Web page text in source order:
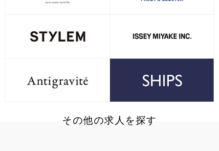
その他の求人を探す